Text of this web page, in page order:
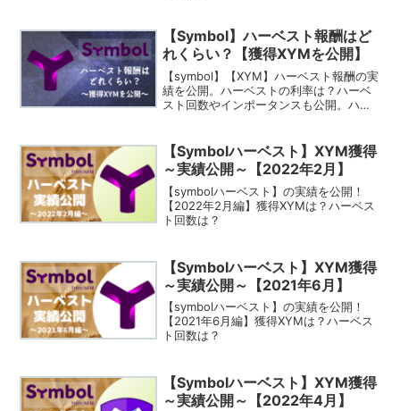
【Symbol】ハーベスト報酬はど
れくらい？【獲得XYMを公開】
【symbol】【XYM】ハーベスト報酬の実
績を公開。ハーベストの利率は？ハーベ
スト回数やインポータンスも公開。ハー
【Symbolハーベスト】XYM獲得
～実績公開～【2022年2月】
【symbolハーベスト】の実績を公開！
【2022年2月編】獲得XYMは？ハーベス
ト回数は？
【Symbolハーベスト】XYM獲得
～実績公開～【2021年6月】
【symbolハーベスト】の実績を公開！
【2021年6月編】獲得XYMは？ハーベス
ト回数は？
【Symbolハーベスト】XYM獲得
～実績公開～【2022年4月】